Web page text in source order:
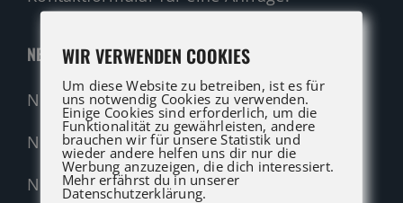
NEUMASCHINEN
Neumaschinen Übersicht
Neumaschinen Genie
Neumaschinen Merlo
WIR VERWENDEN COOKIES
Um diese Website zu betreiben, ist es für
uns notwendig Cookies zu verwenden.
Einige Cookies sind erforderlich, um die
Funktionalität zu gewährleisten, andere
brauchen wir für unsere Statistik und
wieder andere helfen uns dir nur die
Werbung anzuzeigen, die dich interessiert.
Mehr erfährst du in unserer
Datenschutzerklärung.